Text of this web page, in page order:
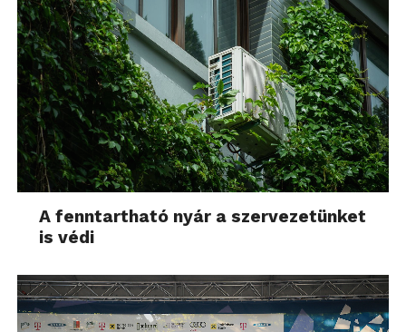
A fenntartható nyár a szervezetünket
is védi